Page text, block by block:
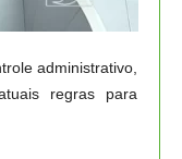
administrativo,
regras para